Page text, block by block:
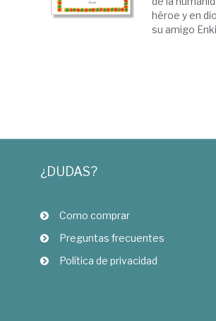
héroe y en
su amigo
¿DUDAS?
Como comprar
Preguntas frecuentes
Política de privacidad